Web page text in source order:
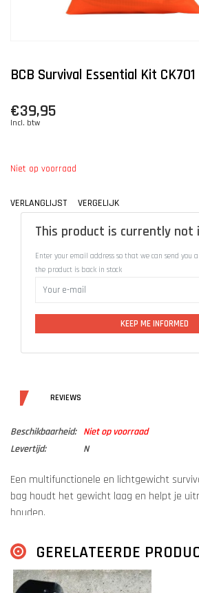
BCB Survival Essential Kit CK701
€39,95
Incl. btw
Niet op voorraad
VERLANGLIJST VERGELIJK
This product is currently not
Enter your email address so that we can send you a
the product is back in stock
KEEP ME INFORMED
DETAILSREVIEWS
Beschikbaarheid:
Niet op voorraad
Levertijd:
N
Een multifunctionele en lichtgewicht
bag houdt het gewicht laag en helpt je
houden.
handgreep.
Kenmerken tas:
Roll-top sluiting/ doet ook dienst als
GERELATEERDE